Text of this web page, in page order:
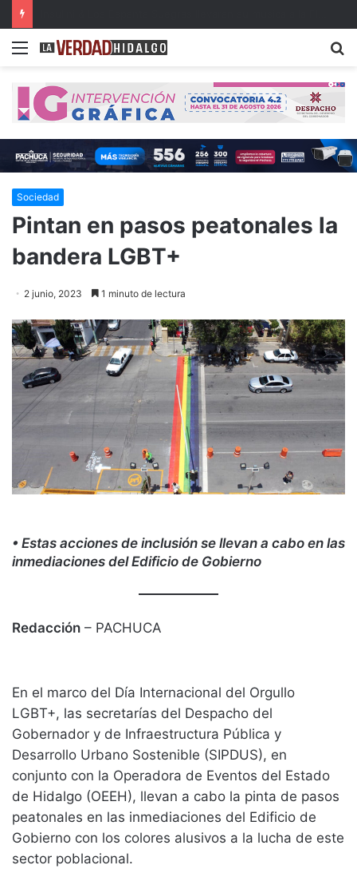
Menu
Sociedad
Pintan en pasos peatonales la
bandera LGBT+
2 junio, 2023 1 minuto de lectura
• Estas acciones de inclusión se llevan a cabo en las
inmediaciones del Edificio de Gobierno
Redacción – PACHUCA
En el marco del Día Internacional del Orgullo
LGBT+, las secretarías del Despacho del
Gobernador y de Infraestructura Pública y
Desarrollo Urbano Sostenible (SIPDUS), en
conjunto con la Operadora de Eventos del Estado
de Hidalgo (OEEH), llevan a cabo la pinta de pasos
peatonales en las inmediaciones del Edificio de
Gobierno con los colores alusivos a la lucha de este
sector poblacional.